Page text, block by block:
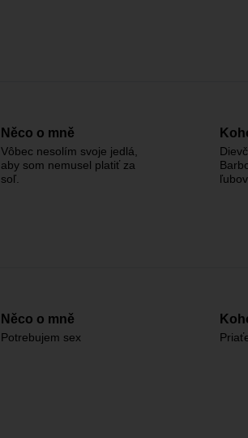
Něco o mně
Vôbec nesolím svoje jedlá,
aby som nemusel platiť za
soľ.
Něco o mně
Potrebujem sex